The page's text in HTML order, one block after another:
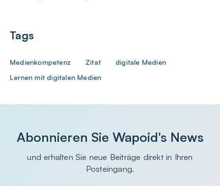
Tags
Medienkompetenz Zitat
digitale Medien
Lernen mit digitalen Medien
Abonnieren Sie Wapoid's News
und erhalten Sie neue Beiträge direkt in Ihren
Posteingang.